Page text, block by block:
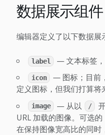
数据展示组件
编辑器定义了以下数据展
label — 文本标签，
icon
— 图标；目前
定义图标，但我们打算将
image — 从以 /
URL 加载的图像。可选的
在保持图像宽高比的同时